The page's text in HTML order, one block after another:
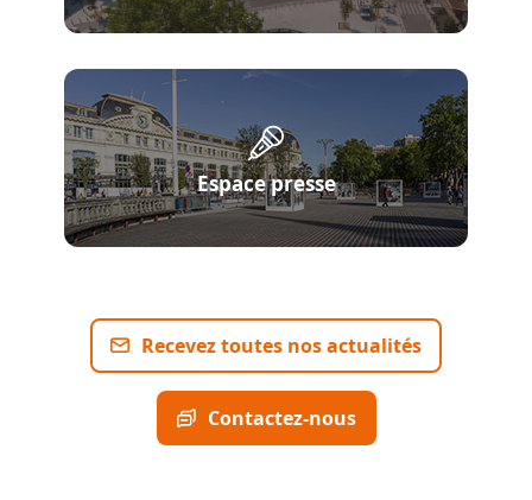
Espace presse
Recevez toutes nos actualités
Contactez-nous